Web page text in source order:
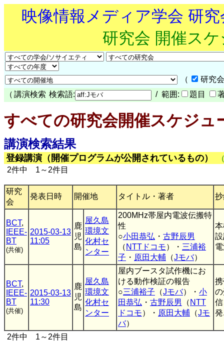
映像情報メディア学会 研
研究会 開催ス
（
研究
（ 講演検索 検索語: / 範囲: 題目
すべての研究会開催スケジュ
講演検索結果
登録講演（開催プログラムが公開されているもの）
2件中 1～2件目
研究
会
発表日時 開催地 タイトル・著者
BCT,
IEEE-
BT
(共催)
2015-03-13
11:05
鹿
児
島
屋久島
環境文
化村セ
ンター
200MHz帯屋内電波伝搬特
性
○小田恭弘 ・ 古野辰男
（ NTTドコモ）・ 三浦裕
子 ・ 原田大輔 （Jモバ）
BCT,
IEEE-
BT
(共催)
2015-03-13
11:30
鹿
児
島
屋久島
環境文
化村セ
ンター
屋内ブースタ試作機にお
ける動作検証の報告
○三浦裕子 （Jモバ）・ 小
田恭弘 ・ 古野辰男 （ NTT
ドコモ）・ 原田大輔 （Jモ
バ）
2件中 1～2件目